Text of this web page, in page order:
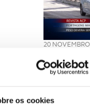
os cookies
20
Como
portagens?